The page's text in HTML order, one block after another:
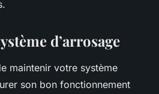
d’arrosage
maintenir votre système
son bon fonctionnement